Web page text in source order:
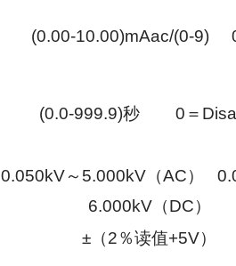
(0.00-10.00)mAac/(0-9)
(0.0-999.9)秒 0＝
0.050kV～5.000kV（AC）
6.000kV（DC）
±（2％读值+5V）